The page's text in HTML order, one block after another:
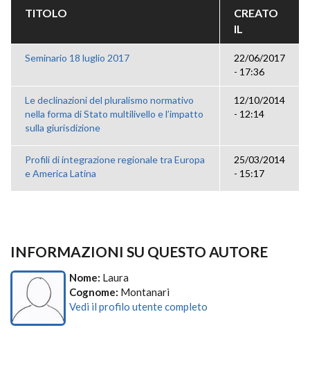
TITOLO
CREATO
IL
Seminario 18 luglio 2017
22/06/2017
- 17:36
Le declinazioni del pluralismo normativo
nella forma di Stato multilivello e l’impatto
sulla giurisdizione
12/10/2014
- 12:14
Profili di integrazione regionale tra Europa
e America Latina
25/03/2014
- 15:17
INFORMAZIONI SU QUESTO AUTORE
Nome: Laura
Cognome: Montanari
Vedi il profilo utente completo